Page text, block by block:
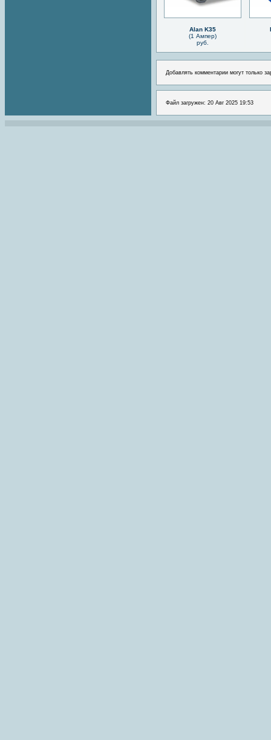
Alan K35
(1 Ампер)
руб.
Добавлять комментарии могут только
Файл загружен: 20 Авг 2025 19:53